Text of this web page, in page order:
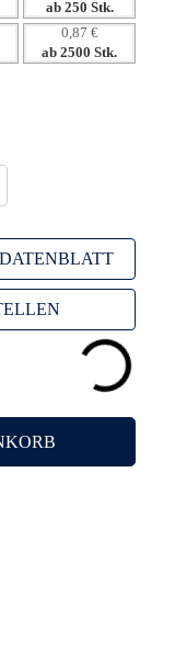
ab 250 Stk.
0,87 €
ab 2500 Stk.
DATENBLATT